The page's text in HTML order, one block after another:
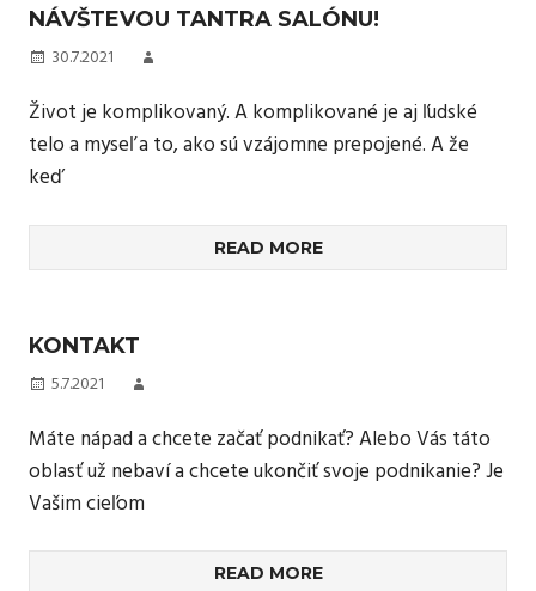
NÁVŠTEVOU TANTRA SALÓNU!
30.7.2021
Život je komplikovaný. A komplikované je aj ľudské
telo a myseľ a to, ako sú vzájomne prepojené. A že
keď
READ MORE
KONTAKT
5.7.2021
Máte nápad a chcete začať podnikať? Alebo Vás táto
oblasť už nebaví a chcete ukončiť svoje podnikanie? Je
Vašim cieľom
READ MORE